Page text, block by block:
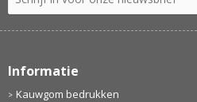
Informatie
Kauwgom bedrukken